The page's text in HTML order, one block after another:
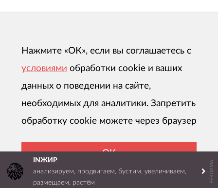
INЖИР
анализируем, продвигаем, бустим, увеличиваем,
размещаем, растём
РЕКЛАМА
Нажмите «ОК», если вы соглашаетесь с
условиями обработки cookie и ваших
данных о поведении на сайте,
необходимых для аналитики. Запретить
обработку cookie можете через браузер
ОК